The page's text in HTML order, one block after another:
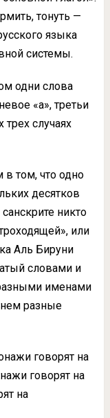
тонуть —
языка
системы.
одни слова
«а», третьи
случаях
в том, что одно
десятков
никто
или
Аль Бируни
словами и
именами
разные
говорят на
говорят на
на